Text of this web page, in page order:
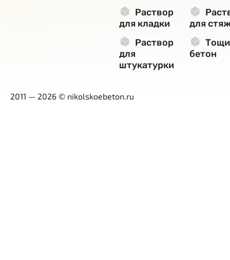
Раствор
для кладки
для
Раствор
для
штукатурки
бетон
2011 — 2026 © nikolskoebeton.ru